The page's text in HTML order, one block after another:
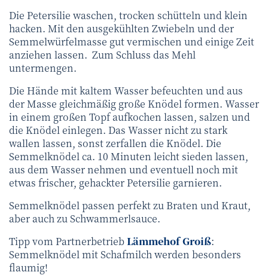
Die Petersilie waschen, trocken schütteln und klein
hacken. Mit den ausgekühlten Zwiebeln und der
Semmelwürfelmasse gut vermischen und einige Zeit
anziehen lassen. Zum Schluss das Mehl
untermengen.
Die Hände mit kaltem Wasser befeuchten und aus
der Masse gleichmäßig große Knödel formen. Wasser
in einem großen Topf aufkochen lassen, salzen und
die Knödel einlegen. Das Wasser nicht zu stark
wallen lassen, sonst zerfallen die Knödel. Die
Semmelknödel ca. 10 Minuten leicht sieden lassen,
aus dem Wasser nehmen und eventuell noch mit
etwas frischer, gehackter Petersilie garnieren.
Semmelknödel passen perfekt zu Braten und Kraut,
aber auch zu Schwammerlsauce.
Tipp vom PartnerbetriebLämmehof Groiß:
Semmelknödel mit Schafmilch werden besonders
flaumig!